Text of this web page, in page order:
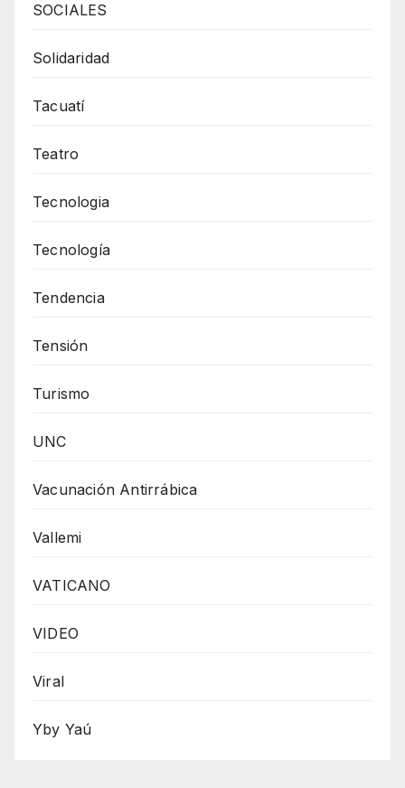
SOCIALES
Solidaridad
Tacuatí
Teatro
Tecnologia
Tecnología
Tendencia
Tensión
Turismo
UNC
Vacunación Antirrábica
Vallemi
VATICANO
VIDEO
Viral
Yby Yaú